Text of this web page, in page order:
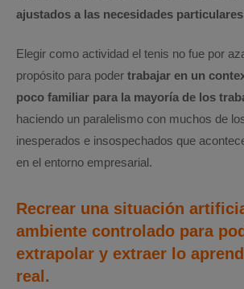
ajustados a las necesidades particulares
Elegir como actividad el tenis no fue por
propósito para poder trabajar en un
poco familiar para la mayoría de los
haciendo un paralelismo con muchos de
inesperados e insospechados que
en el entorno empresarial.
Recrear una situación
ambiente controlado para
extrapolar y extraer lo
real.